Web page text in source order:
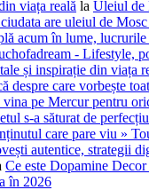
viața reală la Uleiul de
are uleiul de
acum în lume,
- Lifestyle,
și inspirație din viața
despre care vorbește
vina pe Mercur pentru
s-a săturat de
care pare viu »
autentice, strategii
Ce este Dopamine
în 2026